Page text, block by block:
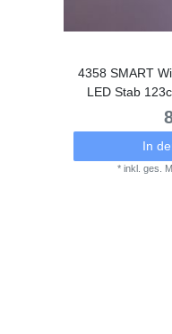
4358 SMART
LED Stab
In
*inkl. ges.